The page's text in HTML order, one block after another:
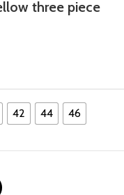
three piece
42 44 46